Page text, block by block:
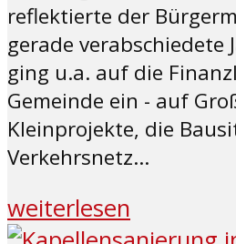
reflektierte der
gerade verabschiedete
ging u.a. auf die
Gemeinde ein - auf
Kleinprojekte, die
Verkehrsnetz...
weiterlesen